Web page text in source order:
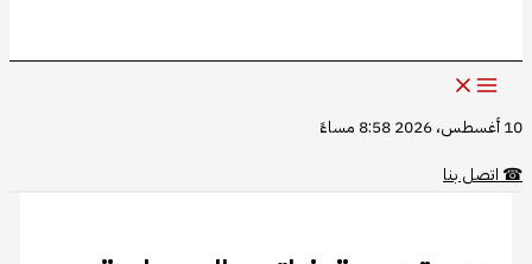
10 أغسطس، 2026 8:58 مساءً
☎اتصل بنا